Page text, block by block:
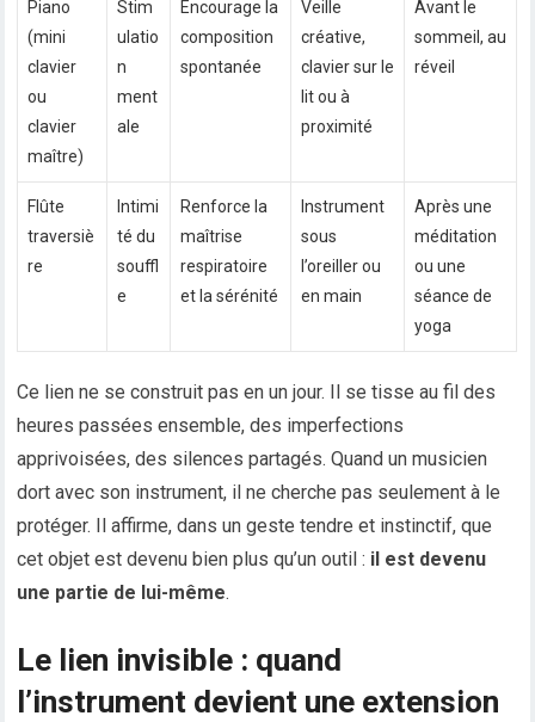
Piano
(mini
clavier
ou
clavier
maître)
Stim
ulatio
n
ment
ale
Encourage la
composition
spontanée
Veille
créative,
clavier sur le
lit ou à
proximité
Avant le
sommeil, au
réveil
Flûte
traversiè
re
Intimi
té du
souffl
e
Renforce la
maîtrise
respiratoire
et la sérénité
Instrument
sous
l’oreiller ou
en main
Après une
méditation
ou une
séance de
yoga
Ce lien ne se construit pas en un jour. Il se tisse au fil des
heures passées ensemble, des imperfections
apprivoisées, des silences partagés. Quand un musicien
dort avec son instrument, il ne cherche pas seulement à le
protéger. Il affirme, dans un geste tendre et instinctif, que
cet objet est devenu bien plus qu’un outil : il est devenu
une partie de lui-même.
Le lien invisible : quand
l’instrument devient une extension